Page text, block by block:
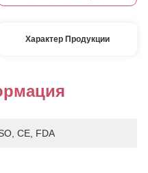
Характер Продукции
CE, FDA